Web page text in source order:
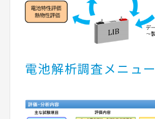
電池解析調査メニュー